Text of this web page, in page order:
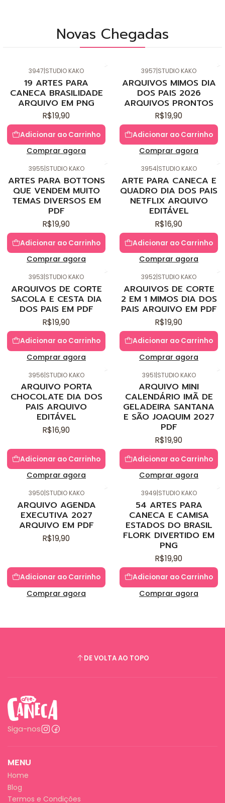
Novas Chegadas
3947|STUDIO KAKO
19 ARTES PARA
CANECA BRASILIDADE
ARQUIVO EM PNG
R$19,90
Adicionar ao Carrinho
Comprar agora
3957|STUDIO KAKO
ARQUIVOS MIMOS DIA
DOS PAIS 2026
ARQUIVOS PRONTOS
R$19,90
Adicionar ao Carrinho
Comprar agora
3955|STUDIO KAKO
ARTES PARA BOTTONS
QUE VENDEM MUITO
TEMAS DIVERSOS EM
PDF
R$19,90
Adicionar ao Carrinho
Comprar agora
3954|STUDIO KAKO
ARTE PARA CANECA E
QUADRO DIA DOS PAIS
NETFLIX ARQUIVO
EDITÁVEL
R$16,90
Adicionar ao Carrinho
Comprar agora
3953|STUDIO KAKO
ARQUIVOS DE CORTE
SACOLA E CESTA DIA
DOS PAIS EM PDF
R$19,90
Adicionar ao Carrinho
Comprar agora
3952|STUDIO KAKO
ARQUIVOS DE CORTE
2 EM 1 MIMOS DIA DOS
PAIS ARQUIVO EM PDF
R$19,90
Adicionar ao Carrinho
Comprar agora
3956|STUDIO KAKO
ARQUIVO PORTA
CHOCOLATE DIA DOS
PAIS ARQUIVO
EDITÁVEL
R$16,90
Adicionar ao Carrinho
Comprar agora
3951|STUDIO KAKO
ARQUIVO MINI
CALENDÁRIO IMÃ DE
GELADEIRA SANTANA
E SÃO JOAQUIM 2027
PDF
R$19,90
Adicionar ao Carrinho
Comprar agora
3950|STUDIO KAKO
ARQUIVO AGENDA
EXECUTIVA 2027
ARQUIVO EM PDF
R$19,90
Adicionar ao Carrinho
Comprar agora
3949|STUDIO KAKO
54 ARTES PARA
CANECA E CAMISA
ESTADOS DO BRASIL
FLORK DIVERTIDO EM
PNG
R$19,90
Adicionar ao Carrinho
Comprar agora
DE VOLTA AO TOPO
Siga-nos
MENU
Home
Blog
Termos e Condições